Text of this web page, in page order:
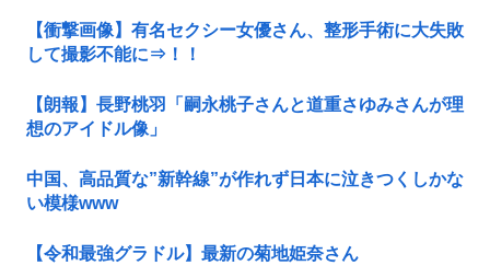
【衝撃画像】有名セクシー女優さん、整形手術に大失敗
して撮影不能に⇒！！
【朗報】長野桃羽「嗣永桃子さんと道重さゆみさんが理
想のアイドル像」
中国、高品質な”新幹線”が作れず日本に泣きつくしかな
い模様www
【令和最強グラドル】最新の菊地姫奈さん